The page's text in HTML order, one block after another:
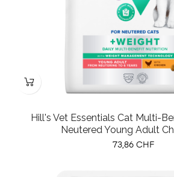
Hill's Vet Essentials Cat Multi-
Neutered Young Adult
Prix
73,86 CHF